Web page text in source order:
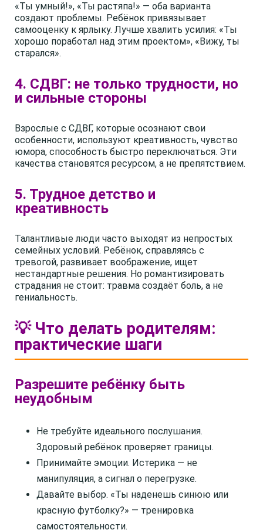
«Ты умный!», «Ты растяпа!» — оба варианта
создают проблемы. Ребёнок привязывает
самооценку к ярлыку. Лучше хвалить усилия: «Ты
хорошо поработал над этим проектом», «Вижу, ты
старался».
4. СДВГ: не только трудности, но
и сильные стороны
Взрослые с СДВГ, которые осознают свои
особенности, используют креативность, чувство
юмора, способность быстро переключаться. Эти
качества становятся ресурсом, а не препятствием.
5. Трудное детство и
креативность
Талантливые люди часто выходят из непростых
семейных условий. Ребёнок, справляясь с
тревогой, развивает воображение, ищет
нестандартные решения. Но романтизировать
страдания не стоит: травма создаёт боль, а не
гениальность.
💡 Что делать родителям:
практические шаги
Разрешите ребёнку быть
неудобным
Не требуйте идеального послушания.
Здоровый ребёнок проверяет границы.
Принимайте эмоции. Истерика — не
манипуляция, а сигнал о перегрузке.
Давайте выбор. «Ты наденешь синюю или
красную футболку?» — тренировка
самостоятельности.